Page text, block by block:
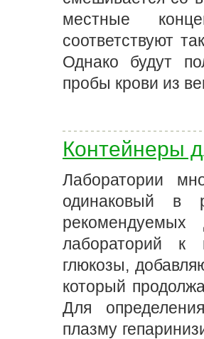
местные
соответствуют
Однако будут
пробы крови из
Контейнеры
Лаборатории
одинаковый в
лабораторий к
глюкозы,
который
Для
плазму